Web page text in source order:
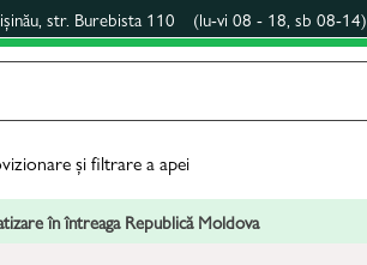
str. Burebista 110 (lu-vi 08 - 18, sb 08-14)
și filtrare a apei
în întreaga Republică Moldova